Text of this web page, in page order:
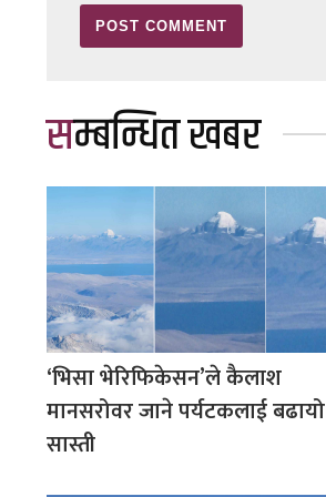
सम्बन्धित खबर
‘भिसा भेरिफिकेसन’ले कैलाश
मानसरोवर जाने पर्यटकलाई बढायो
सास्ती